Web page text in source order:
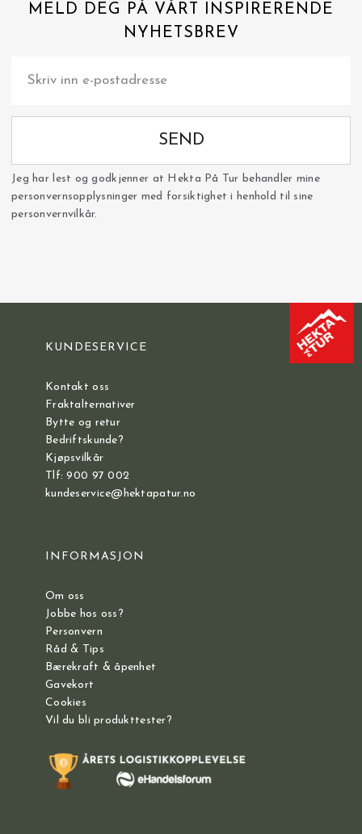
MELD DEG PÅ VÅRT INSPIRERENDE
NYHETSBREV
SEND
Jeg har lest og godkjenner at Hekta På Tur behandler mine
personvernsopplysninger med forsiktighet i henhold til sine
personvernvilkår.
KUNDESERVICE
Kontakt oss
Fraktalternativer
Bytte og retur
Bedriftskunde?
Kjøpsvilkår
Tlf: 900 97 002
kundeservice@hektapatur.no
INFORMASJON
Om oss
Jobbe hos oss?
Personvern
Råd & Tips
Bærekraft & åpenhet
Gavekort
Cookies
Vil du bli produkttester?